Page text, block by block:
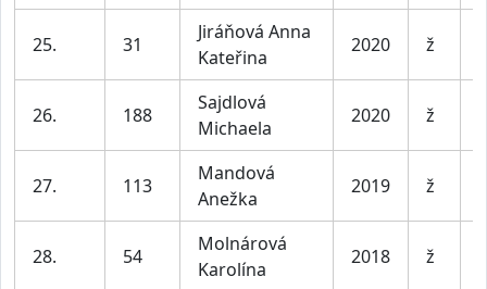
25. 31
Jiráňová Anna
Kateřina
2020 ž
26. 188
Sajdlová
Michaela
2020 ž
27. 113
Mandová
Anežka
2019 ž
28. 54
Molnárová
Karolína
2018 ž